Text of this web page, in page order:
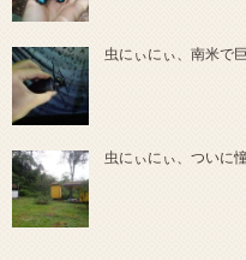
虫にぃにぃ、南米で
虫にぃにぃ、ついに